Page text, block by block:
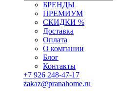
БРЕНДЫ
ПРЕМИУМ
СКИДКИ %
Доставка
Оплата
О компании
Блог
Контакты
+7 926 248-47-17
zakaz@pranahome.ru